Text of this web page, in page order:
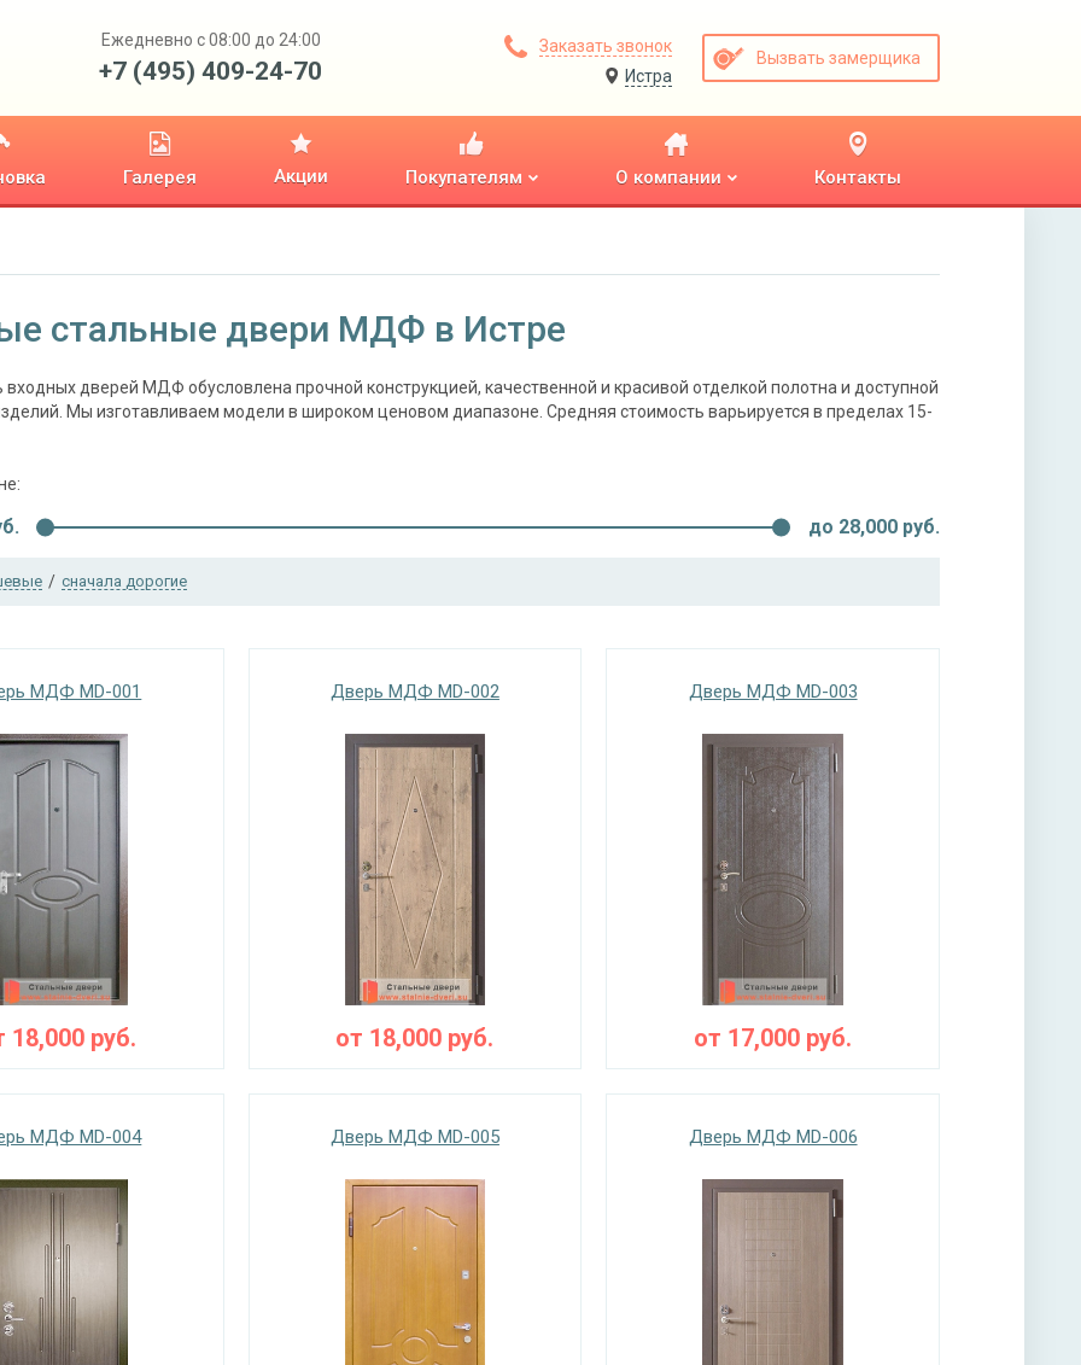
Ежедневно с 08:00 до 24:00
+7 (495) 409-24-70
Заказать звонок
Истра
Вызвать замерщика
Галерея Акции Покупателям О компании Контакты
стальные двери МДФ в Истре
входных дверей МДФ обусловлена прочной конструкцией, качественной и красивой отделкой полотна и доступной
Мы изготавливаем модели в широком ценовом диапазоне. Средняя стоимость варьируется в пределах 15-
до 28,000 руб.
/ сначала дорогие
МДФ MD-001
18,000руб.
Дверь МДФ MD-002
от 18,000 руб.
Дверь МДФ MD-003
от 17,000 руб.
МДФ MD-004 Дверь МДФ MD-005 Дверь МДФ MD-006